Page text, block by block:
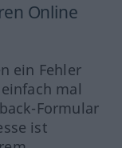
Online
ein Fehler
mal
Formular
ist